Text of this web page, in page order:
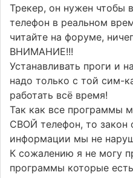
Трекер, он нужен чтобы
телефон в реальном
читайте на форуме,
ВНИМАНИЕ!!!
Устанавливать проги и
надо только с той сим-
работать всё время!
Так как все программы
СВОЙ телефон, то закон
информации мы не
К сожалению я не могу
программы которые